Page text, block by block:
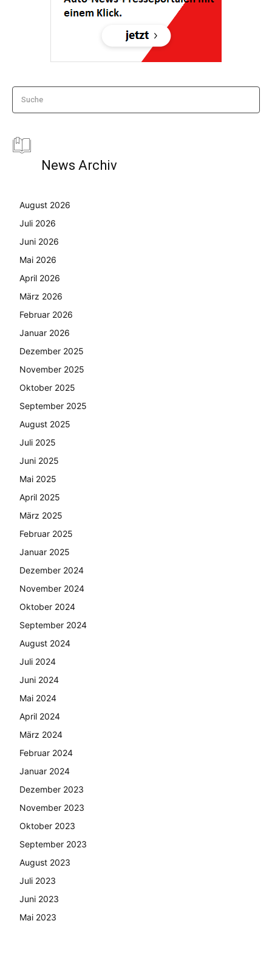
Suche
News Archiv
August 2026
Juli 2026
Juni 2026
Mai 2026
April 2026
März 2026
Februar 2026
Januar 2026
Dezember 2025
November 2025
Oktober 2025
September 2025
August 2025
Juli 2025
Juni 2025
Mai 2025
April 2025
März 2025
Februar 2025
Januar 2025
Dezember 2024
November 2024
Oktober 2024
September 2024
August 2024
Juli 2024
Juni 2024
Mai 2024
April 2024
März 2024
Februar 2024
Januar 2024
Dezember 2023
November 2023
Oktober 2023
September 2023
August 2023
Juli 2023
Juni 2023
Mai 2023